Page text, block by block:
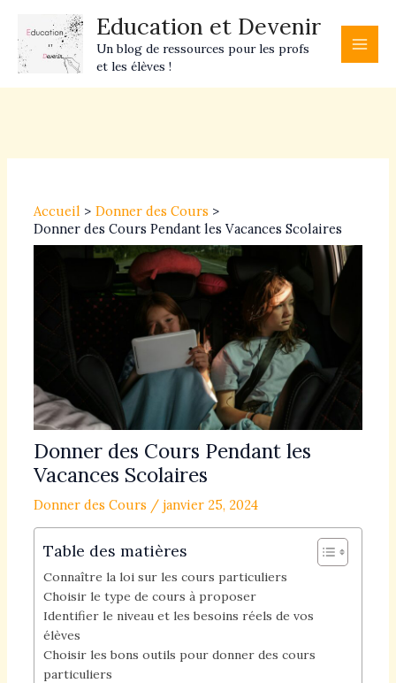
contenu
Education et Devenir
Un blog de ressources pour les profs
et les élèves !
Accueil
Donner des Cours
Donner des Cours Pendant les Vacances Scolaires
Donner des Cours Pendant les
Vacances Scolaires
Donner des Cours / janvier 25, 2024
Table des matières
Connaître la loi sur les cours particuliers
Choisir le type de cours à proposer
Identifier le niveau et les besoins réels de vos
élèves
Choisir les bons outils pour donner des cours
particuliers